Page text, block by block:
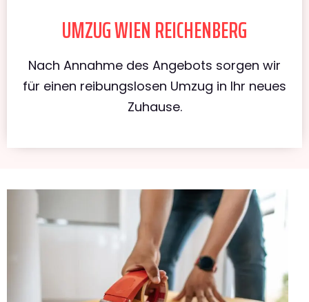
UMZUG WIEN REICHENBERG
Nach Annahme des Angebots sorgen wir
für einen reibungslosen Umzug in Ihr neues
Zuhause.